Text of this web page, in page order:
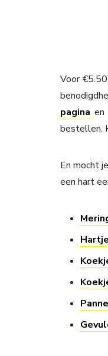
Voor
pagina
bestellen.
En mocht
een hart